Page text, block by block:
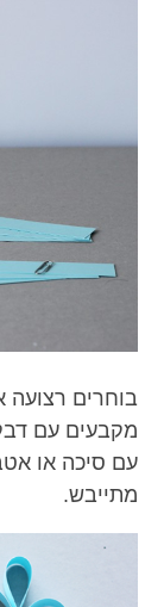
בוחרים
מקבעים עם
עם סיכה או
מתייבש.